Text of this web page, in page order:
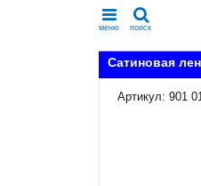
меню поиск
Сатиновая
Артикул: 901